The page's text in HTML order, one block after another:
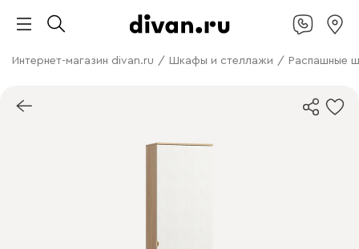
Интернет-магазин divan.ru / Шкафы и стеллажи / Распашные